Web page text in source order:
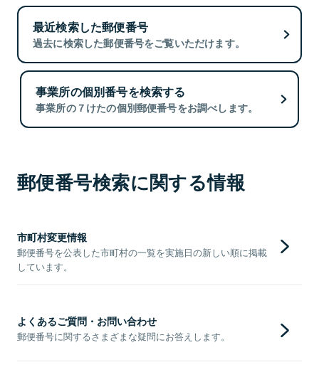
最近検索した郵便番号
過去に検索した郵便番号をご覧いただけます。
事業所の個別番号を検索する
事業所の７けたの個別郵便番号をお調べします。
郵便番号検索に関する情報
市町村変更情報
郵便番号を公表した市町村の一覧を実施日の新しい順に掲載
しています。
よくあるご質問・お問い合わせ
郵便番号に関するさまざまな疑問にお答えします。